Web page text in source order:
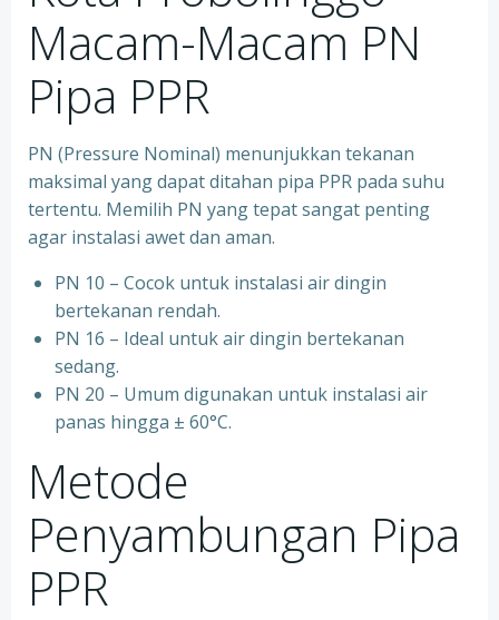
Macam-Macam PN
Pipa PPR
PN (Pressure Nominal) menunjukkan tekanan
maksimal yang dapat ditahan pipa PPR pada suhu
tertentu. Memilih PN yang tepat sangat penting
agar instalasi awet dan aman.
PN 10 – Cocok untuk instalasi air dingin
bertekanan rendah.
⁠PN 16 – Ideal untuk air dingin bertekanan
sedang.
⁠PN 20 – Umum digunakan untuk instalasi air
panas hingga ± 60°C.
Metode
Penyambungan Pipa
PPR